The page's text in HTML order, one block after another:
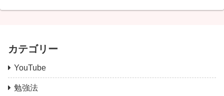
カテゴリー
YouTube
勉強法